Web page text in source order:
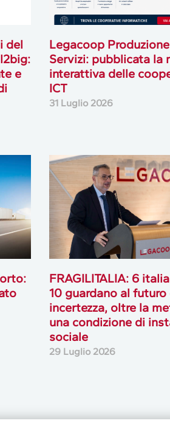
del
e
Legacoop
Servizi: pubblicata la
interattiva delle
ICT
31 Luglio 2026
FRAGILITALIA: 6
10 guardano al futuro
incertezza, oltre la
una condizione di
sociale
29 Luglio 2026